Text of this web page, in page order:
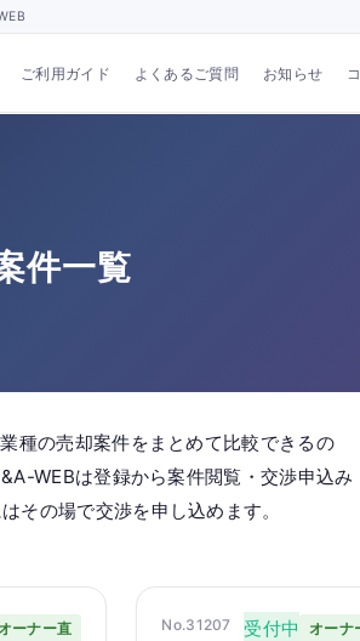
ご利用ガイド よくあるご質問 お知らせ
件一覧
種の売却案件をまとめて比較できるの
WEBは登録から案件閲覧・交渉申込み
その場で交渉を申し込めます。
オーナー直 No.31207 受付中 オーナ